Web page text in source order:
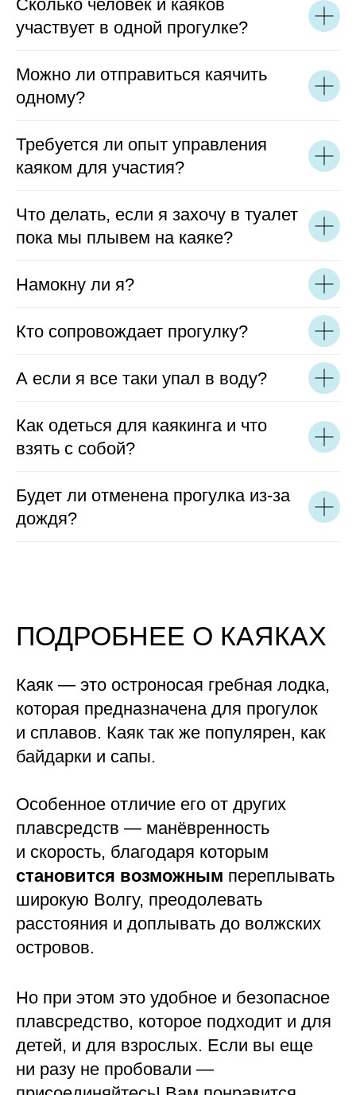
Сколько человек и каяков
участвует в одной прогулке?
Можно ли отправиться каячить
одному?
Требуется ли опыт управления
каяком для участия?
Что делать, если я захочу в туалет
пока мы плывем на каяке?
Намокну ли я?
Кто сопровождает прогулку?
А если я все таки упал в воду?
Как одеться для каякинга и что
взять с собой?
Будет ли отменена прогулка из-за
дождя?
ПОДРОБНЕЕ О КАЯКАХ
Каяк — это остроносая гребная лодка,
которая предназначена для прогулок
и сплавов. Каяк так же популярен, как
байдарки и сапы.
Особенное отличие его от других
плавсредств — манёвренность
и скорость, благодаря которым
становится возможным переплывать
широкую Волгу, преодолевать
расстояния и доплывать до волжских
островов.
Но при этом это удобное и безопасное
плавсредство, которое подходит и для
детей, и для взрослых. Если вы еще
ни разу не пробовали —